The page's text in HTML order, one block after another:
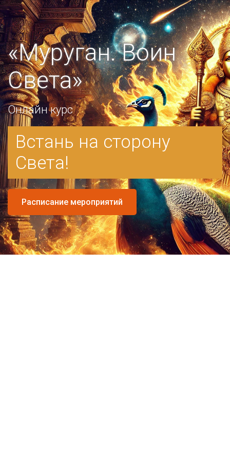
«Муруган. Воин
Света»
Онлайн курс
Встань на сторону
Света!
Расписание мероприятий